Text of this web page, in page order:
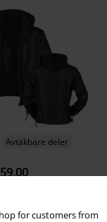
for customers from
Avtakbare deler